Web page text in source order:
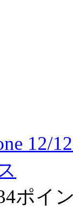
12/
ポイ